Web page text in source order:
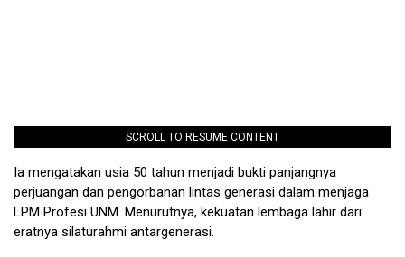
SCROLL TO RESUME CONTENT
Ia mengatakan usia 50 tahun menjadi bukti panjangnya
perjuangan dan pengorbanan lintas generasi dalam menjaga
LPM Profesi UNM. Menurutnya, kekuatan lembaga lahir dari
eratnya silaturahmi antargenerasi.